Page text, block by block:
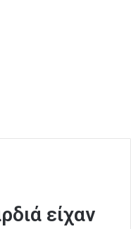
είχαν